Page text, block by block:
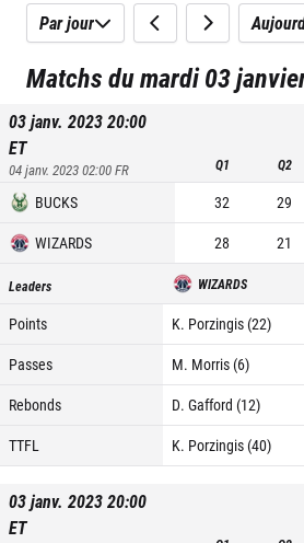
Par jour
Matchs du mardi 03
03 janv. 2023 20:00
ET
04 janv. 2023 02:00FR Q1 Q2
BUCKS 32 29
WIZARDS
28 21
Leaders WIZARDS
Points K. Porzingis (22)
Passes
M. Morris (6)
Rebonds
D. Gafford (12)
TTFL
K. Porzingis (40)
03 janv. 2023 20:00
ET